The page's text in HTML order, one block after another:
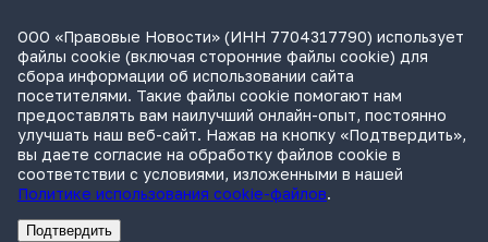
расходов
Практика
, 11:12
Утренний обзор за 4 августа: усиление контроля за сделкам
бизнеса и ограничение доступа к банкам через иностранные
браузеры
Обзор СМИ
, 10:12
ООО «Правовые Новости» (ИНН 7704317790) использует
файлы cookie (включая сторонние файлы cookie) для
сбора информации об использовании сайта
посетителями. Такие файлы cookie помогают нам
предоставлять вам наилучший онлайн-опыт, постоянно
улучшать наш веб-сайт. Нажав на кнопку «Подтвердить»,
вы даете согласие на обработку файлов cookie в
соответствии с условиями, изложенными в нашей
Политике использования cookie-файлов.
Подтвердить